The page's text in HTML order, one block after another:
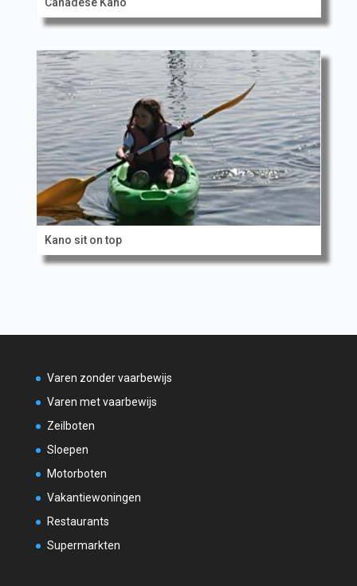
Canadese Kano
Kano sit on top
Varen zonder vaarbewijs
Varen met vaarbewijs
Zeilboten
Sloepen
Motorboten
Vakantiewoningen
Restaurants
Supermarkten